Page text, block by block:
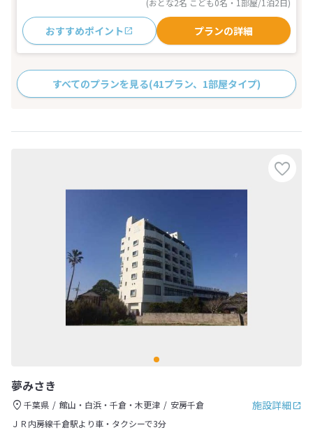
(おとな2名 こども0名・1部屋/1泊2日)
おすすめポイント プランの詳細
すべてのプランを見る(41プラン、1部屋タイプ)
夢みさき
施設詳細
千葉県 館山・白浜・千倉・木更津
安房千倉
ＪＲ内房線千倉駅より車・タクシーで3分